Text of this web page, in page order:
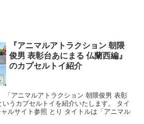
『アニマルアトラクション 朝隈
俊男 表彰台あにまる 仏蘭西編』
のカプセルトイ紹介
「アニマルアトラクション 朝隈俊男 表彰
うカプセルトイを紹介いたします。 タイ
ルサイト参照 とり タイトルは「アニマル